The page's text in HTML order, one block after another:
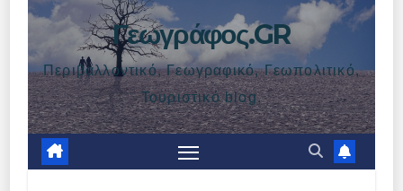
Γεωγράφος.GR
Περιβαλλοντικό, Γεωγραφικό, Γεωπολιτικό,
Τουριστικό blog.